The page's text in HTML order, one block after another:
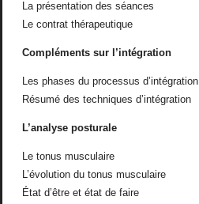
La présentation des séances
Le contrat thérapeutique
Compléments sur l’intégration
Les phases du processus d’intégration
Résumé des techniques d’intégration
L’analyse posturale
Le tonus musculaire
L’évolution du tonus musculaire
État d’être et état de faire